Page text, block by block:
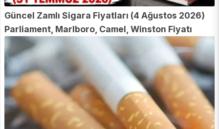
Güncel Zamlı Sigara Fiyatları (4 Ağustos 2026)
Parliament, Marlboro, Camel, Winston Fiyatı